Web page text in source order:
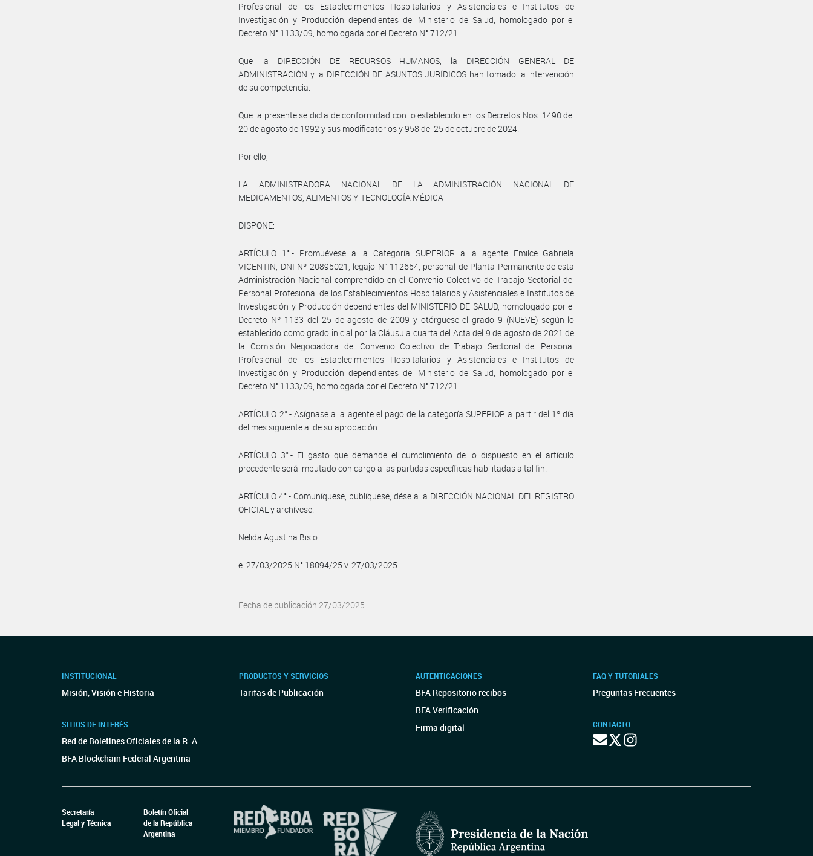
Profesional de los Establecimientos Hospitalarios y Asistenciales e Institutos de
Investigación y Producción dependientes del Ministerio de Salud, homologado por el
Decreto N° 1133/09, homologada por el Decreto N° 712/21.
Que la DIRECCIÓN DE RECURSOS HUMANOS, la DIRECCIÓN GENERAL DE
ADMINISTRACIÓN y la DIRECCIÓN DE ASUNTOS JURÍDICOS han tomado la intervención
de su competencia.
Que la presente se dicta de conformidad con lo establecido en los Decretos Nos. 1490 del
20 de agosto de 1992 y sus modificatorios y 958 del 25 de octubre de 2024.
Por ello,
LA ADMINISTRADORA NACIONAL DE LA ADMINISTRACIÓN NACIONAL DE
MEDICAMENTOS, ALIMENTOS Y TECNOLOGÍA MÉDICA
DISPONE:
ARTÍCULO 1°.- Promuévese a la Categoría SUPERIOR a la agente Emilce Gabriela
VICENTIN, DNI Nº 20895021, legajo N° 112654, personal de Planta Permanente de esta
Administración Nacional comprendido en el Convenio Colectivo de Trabajo Sectorial del
Personal Profesional de los Establecimientos Hospitalarios y Asistenciales e Institutos de
Investigación y Producción dependientes del MINISTERIO DE SALUD, homologado por el
Decreto Nº 1133 del 25 de agosto de 2009 y otórguese el grado 9 (NUEVE) según lo
establecido como grado inicial por la Cláusula cuarta del Acta del 9 de agosto de 2021 de
la Comisión Negociadora del Convenio Colectivo de Trabajo Sectorial del Personal
Profesional de los Establecimientos Hospitalarios y Asistenciales e Institutos de
Investigación y Producción dependientes del Ministerio de Salud, homologado por el
Decreto N° 1133/09, homologada por el Decreto N° 712/21.
ARTÍCULO 2°.- Asígnase a la agente el pago de la categoría SUPERIOR a partir del 1º día
del mes siguiente al de su aprobación.
ARTÍCULO 3°.- El gasto que demande el cumplimiento de lo dispuesto en el artículo
precedente será imputado con cargo a las partidas específicas habilitadas a tal fin.
ARTÍCULO 4°.- Comuníquese, publíquese, dése a la DIRECCIÓN NACIONAL DEL REGISTRO
OFICIAL y archívese.
Nelida Agustina Bisio
e. 27/03/2025 N° 18094/25 v. 27/03/2025
Fecha de publicación 27/03/2025
INSTITUCIONAL
Misión, Visión e Historia
SITIOS DE INTERÉS
Red de Boletines Oficiales de la R. A.
BFA Blockchain Federal Argentina
PRODUCTOS Y SERVICIOS
Tarifas de Publicación
AUTENTICACIONES
BFA Repositorio recibos
BFA Verificación
Firma digital
FAQ Y TUTORIALES
Preguntas Frecuentes
CONTACTO
Secretaría
Legal y Técnica
Boletín Oficial
de la República
Argentina